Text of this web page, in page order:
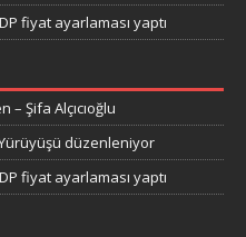
fiyat ayarlaması yaptı
Şifa Alçıcıoğlu
Yürüyüşü düzenleniyor
fiyat ayarlaması yaptı